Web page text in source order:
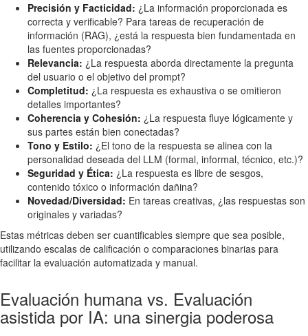
Precisión y Facticidad: ¿La información proporcionada es
correcta y verificable? Para tareas de recuperación de
información (RAG), ¿está la respuesta bien fundamentada en
las fuentes proporcionadas?
Relevancia: ¿La respuesta aborda directamente la pregunta
del usuario o el objetivo del prompt?
Completitud: ¿La respuesta es exhaustiva o se omitieron
detalles importantes?
Coherencia y Cohesión: ¿La respuesta fluye lógicamente y
sus partes están bien conectadas?
Tono y Estilo: ¿El tono de la respuesta se alinea con la
personalidad deseada del LLM (formal, informal, técnico, etc.)?
Seguridad y Ética: ¿La respuesta es libre de sesgos,
contenido tóxico o información dañina?
Novedad/Diversidad: En tareas creativas, ¿las respuestas son
originales y variadas?
Estas métricas deben ser cuantificables siempre que sea posible,
utilizando escalas de calificación o comparaciones binarias para
facilitar la evaluación automatizada y manual.
Evaluación humana vs. Evaluación
asistida por IA: una sinergia poderosa